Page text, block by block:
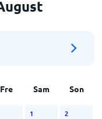
Fre Sam Son
1 2